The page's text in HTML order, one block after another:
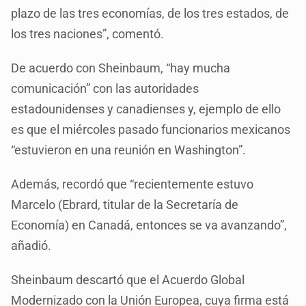
plazo de las tres economías, de los tres estados, de
los tres naciones”, comentó.
De acuerdo con Sheinbaum, “hay mucha
comunicación” con las autoridades
estadounidenses y canadienses y, ejemplo de ello
es que el miércoles pasado funcionarios mexicanos
“estuvieron en una reunión en Washington”.
Además, recordó que “recientemente estuvo
Marcelo (Ebrard, titular de la Secretaría de
Economía) en Canadá, entonces se va avanzando”,
añadió.
Sheinbaum descartó que el Acuerdo Global
Modernizado con la Unión Europea, cuya firma está